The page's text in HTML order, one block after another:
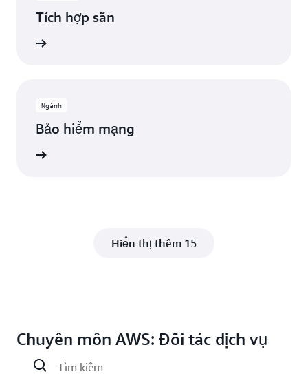
Tích hợp sẵn
Ngành
Bảo hiểm mạng
Hiển thị thêm 15
Chuyên môn AWS: Đối tác dịch vụ